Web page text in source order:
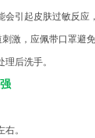
引起皮肤过敏反应
激，应佩带口罩避免
后洗手。
。